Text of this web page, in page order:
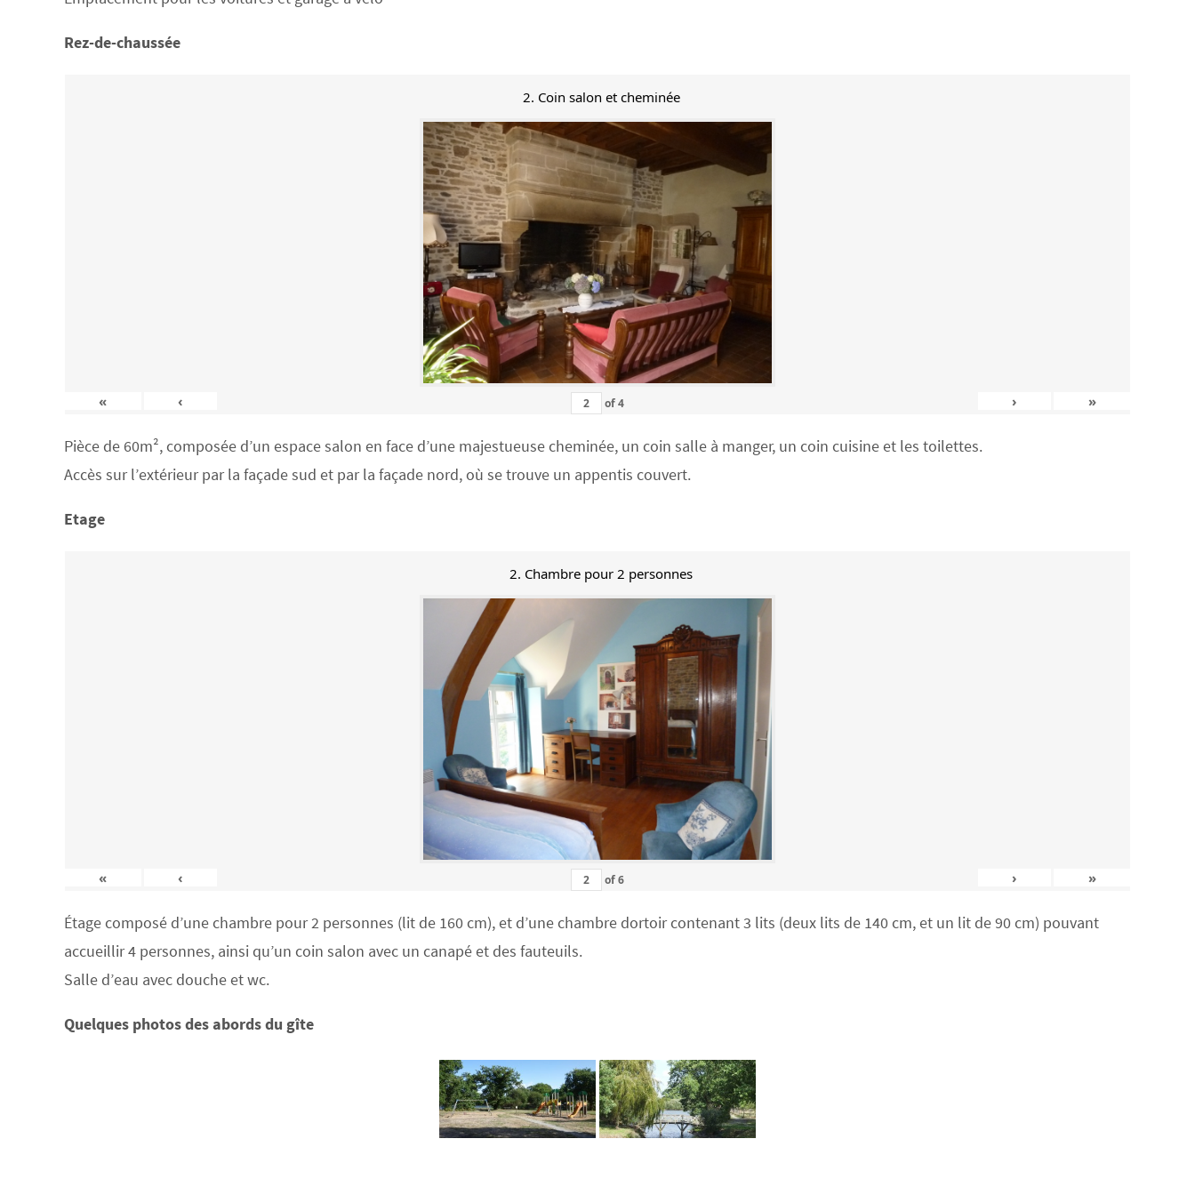
Rez-de-chaussée
2. Coin salon et cheminée
« ‹ of4 › »
Pièce de 60m², composée d’un espace salon en face d’une majestueuse cheminée, un coin salle à manger, un coin cuisine et les toilettes.
Accès sur l’extérieur par la façade sud et par la façade nord, où se trouve un appentis couvert.
Etage
2. Chambre pour 2 personnes
« ‹ of6 › »
Étage composé d’une chambre pour 2 personnes (lit de 160 cm), et d’une chambre dortoir contenant 3 lits (deux lits de 140 cm, et un lit de 90 cm) pouvant
accueillir 4 personnes, ainsi qu’un coin salon avec un canapé et des fauteuils.
Salle d’eau avec douche et wc.
Quelques photos des abords du gîte